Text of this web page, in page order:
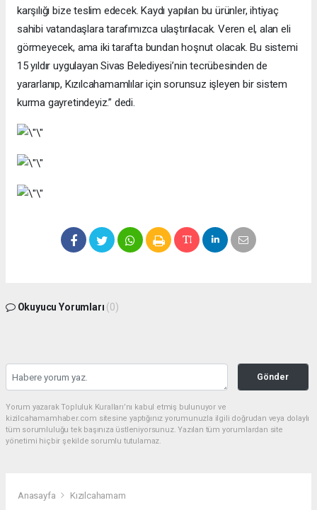
karşılığı bize teslim edecek. Kaydı yapılan bu ürünler, ihtiyaç
sahibi vatandaşlara tarafımızca ulaştırılacak. Veren el, alan eli
görmeyecek, ama iki tarafta bundan hoşnut olacak. Bu sistemi
15 yıldır uygulayan Sivas Belediyesi’nin tecrübesinden de
yararlanıp, Kızılcahamamlılar için sorunsuz işleyen bir sistem
kurma gayretindeyiz.” dedi.
Okuyucu Yorumları (0)
Gönder
Yorum yazarak Topluluk Kuralları’nı kabul etmiş bulunuyor ve
kizilcahamamhaber.com sitesine yaptığınız yorumunuzla ilgili doğrudan veya dolaylı
tüm sorumluluğu tek başınıza üstleniyorsunuz. Yazılan tüm yorumlardan site
yönetimi hiçbir şekilde sorumlu tutulamaz.
Anasayfa Kızılcahamam